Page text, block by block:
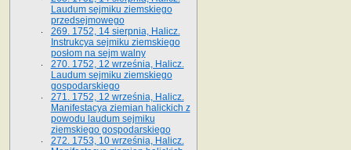
Laudum sejmiku ziemskiego
przedsejmowego
269. 1752, 14 sierpnia, Halicz.
Instrukcya sejmiku ziemskiego
posłom na sejm walny
270. 1752, 12 września, Halicz.
Laudum sejmiku ziemskiego
gospodarskiego
271. 1752, 12 września, Halicz.
Manifestacya ziemian halickich z
powodu laudum sejmiku
ziemskiego gospodarskiego
272. 1753, 10 września, Halicz.